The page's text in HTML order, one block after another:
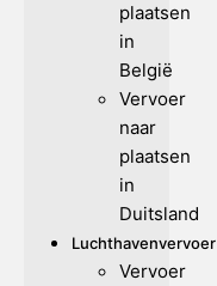
plaatsen
in
België
Vervoer
naar
plaatsen
in
Duitsland
Luchthavenvervoer
Vervoer